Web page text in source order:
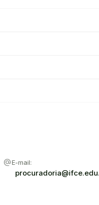
alternate_emailE-mail: